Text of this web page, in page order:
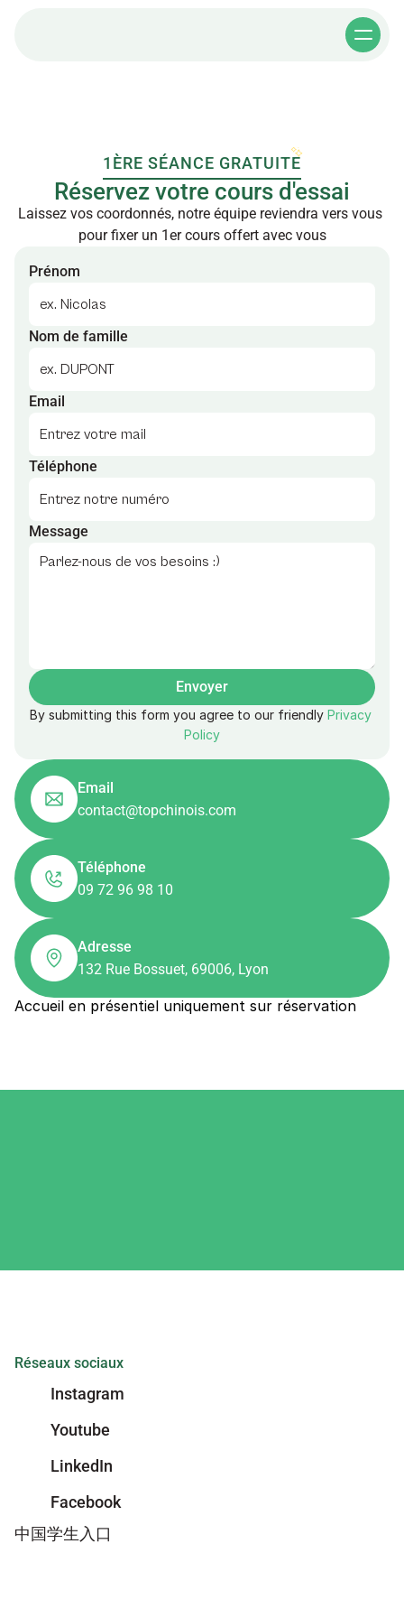
1ÈRE SÉANCE GRATUITE
Réservez votre cours d'essai
Laissez vos coordonnés, notre équipe reviendra vers vous
pour fixer un 1er cours offert avec vous
Prénom
Nom de famille
Email
Téléphone
Message
Envoyer
By submitting this form you agree to our friendly Privacy
Policy
Email
contact@topchinois.com
Téléphone
09 72 96 98 10
Adresse
132 Rue Bossuet, 69006, Lyon
Accueil en présentiel uniquement sur réservation
Réseaux sociaux
Instagram
Youtube
LinkedIn
Facebook
中国学生入口